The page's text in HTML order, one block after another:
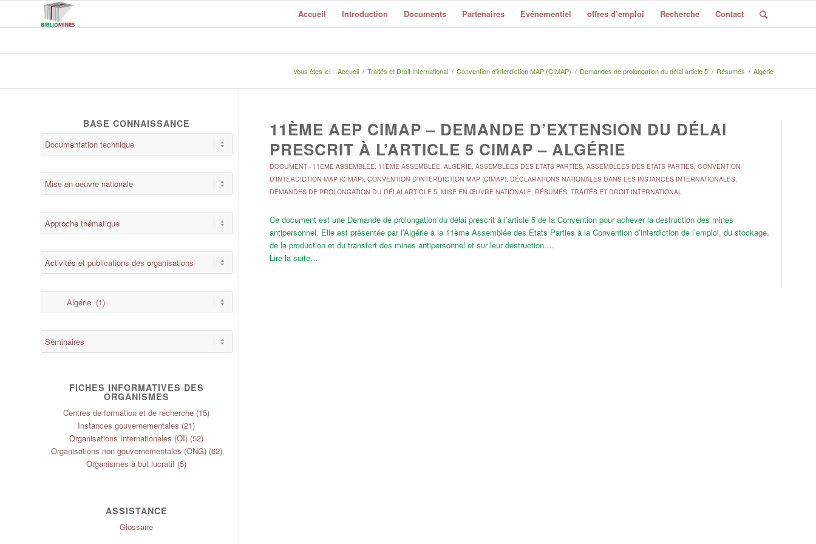
Accueil Introduction Documents Partenaires Evénementiel offres d’emploi Recherche Contact
Vous êtes ici : Accueil / Traités et Droit International / Convention d'interdiction MAP (CIMAP) / Demandes de prolongation du délai article 5 / Résumés / Algérie
11ÈME AEP CIMAP – DEMANDE D’EXTENSION DU DÉLAI
PRESCRIT À L’ARTICLE 5 CIMAP – ALGÉRIE
DOCUMENT- 11ÈME ASSEMBLÉE, 11ÈME ASSEMBLÉE, ALGÉRIE, ASSEMBLÉES DES ETATS PARTIES, ASSEMBLÉES DES ÉTATS PARTIES, CONVENTION
D'INTERDICTION MAP (CIMAP), CONVENTION D'INTERDICTION MAP (CIMAP), DÉCLARATIONS NATIONALES DANS LES INSTANCES INTERNATIONALES,
DEMANDES DE PROLONGATION DU DÉLAI ARTICLE 5, MISE EN ŒUVRE NATIONALE, RÉSUMÉS, TRAITÉS ET DROIT INTERNATIONAL
Ce document est une Demande de prolongation du délai prescrit à l’article 5 de la Convention pour achever la destruction des mines
antipersonnel. Elle est présentée par l’Algérie à la 11ème Assemblée des Etats Parties à la Convention d’interdiction de l’emploi, du stockage,
de la production et du transfert des mines antipersonnel et sur leur destruction.…
Lire la suite…
BASE CONNAISSANCE
FICHES INFORMATIVES DES
ORGANISMES
Centres de formation et de recherche (15)
Instances gouvernementales (21)
Organisations Internationales (OI) (52)
Organisations non gouvernementales (ONG)(62)
Organismes à but lucratif (5)
ASSISTANCE
Glossaire